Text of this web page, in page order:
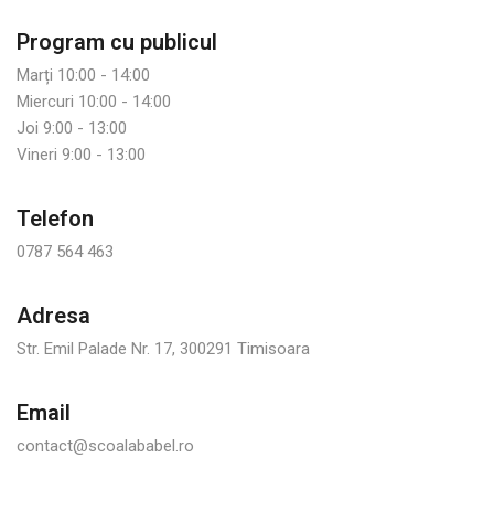
Program cu publicul
Marți 10:00 - 14:00
Miercuri 10:00 - 14:00
Joi 9:00 - 13:00
Vineri 9:00 - 13:00
Telefon
0787 564 463
Adresa
Str. Emil Palade Nr. 17, 300291 Timisoara
Email
contact@scoalababel.ro